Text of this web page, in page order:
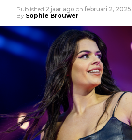
Published 2 jaar ago on februari 2, 2025
By Sophie Brouwer